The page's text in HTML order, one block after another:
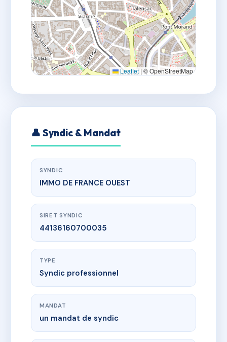
Leaflet | © OpenStreetMap
👤 Syndic & Mandat
SYNDIC
IMMO DE FRANCE OUEST
SIRET SYNDIC
44136160700035
TYPE
Syndic professionnel
MANDAT
un mandat de syndic